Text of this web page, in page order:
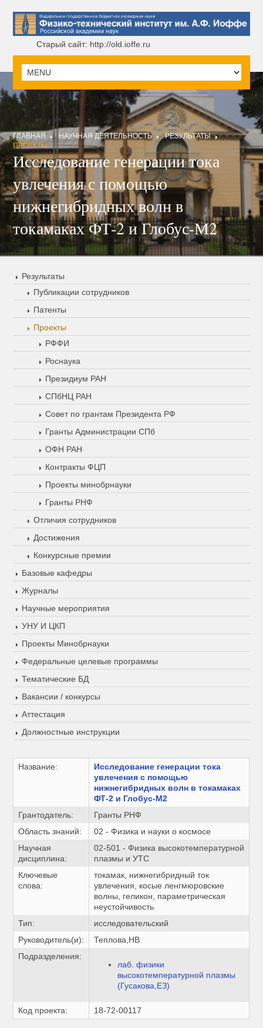
Старый сайт: http://old.ioffe.ru
ГЛАВНАЯ НАУЧНАЯ ДЕЯТЕЛЬНОСТЬ
РЕЗУЛЬТАТЫ
ПРОЕКТЫ
Исследование генерации тока
увлечения с помощью
нижнегибридных волн в
токамаках ФТ-2 и Глобус-М2
Результаты
Публикации сотрудников
Патенты
Проекты
РФФИ
Роснаука
Президиум РАН
СПбНЦ РАН
Совет по грантам Президента РФ
Гранты Администрации СПб
ОФН РАН
Контракты ФЦП
Проекты минобрнауки
Гранты РНФ
Отличия сотрудников
Достижения
Конкурсные премии
Базовые кафедры
Журналы
Научные мероприятия
УНУ И ЦКП
Проекты Минобрнауки
Федеральные целевые программы
Тематические БД
Вакансии / конкурсы
Аттестация
Должностные инструкции
Название:
Исследование генерации тока
увлечения с помощью
нижнегибридных волн в токамаках
ФТ-2 и Глобус-М2
Грантодатель:
Гранты РНФ
Область знаний:
02 - Физика и науки о космосе
Научная
дисциплина:
02-501 - Физика высокотемпературной
плазмы и УТС
Ключевые
слова:
токамак, нижнегибридный ток
увлечения, косые ленгмюровские
волны, геликон, параметрическая
неустойчивость
Тип:
исследовательский
Руководитель(и):
Теплова,НВ
Подразделения:
лаб. физики
высокотемпературной плазмы
(Гусакова,ЕЗ)
Код проекта: 18-72-00117